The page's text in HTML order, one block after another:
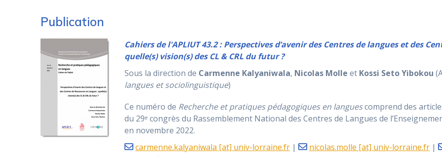
Publication
Cahiers de l'APLIUT 43.2 : Perspectives d’avenir des Centres de langues et des
quelle(s) vision(s) des CL & CRL du futur ?
Sous la direction de Carmenne Kalyaniwala, Nicolas Molle et Kossi Seto Yibokou
langues et sociolinguistique)
Ce numéro de Recherche et pratiques pédagogiques en languescomprend des
du 29ᵉ congrès du Rassemblement National des Centres de Langues de
en novembre 2022.
carmenne.kalyaniwala [at] univ-lorraine.fr | nicolas.molle [at] univ-lorraine.fr |